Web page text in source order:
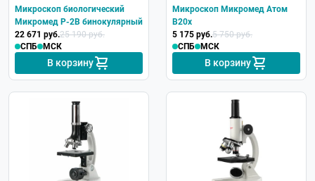
Микроскоп биологический
Микромед P-2В бинокулярный
22 671 руб.25 190 руб.
СПБ
МСК
В корзину
Микроскоп Микромед Атом
B20x
5 175 руб.5 750 руб.
СПБ
МСК
В корзину